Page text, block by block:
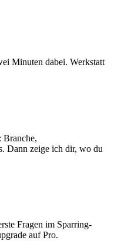
Minuten dabei. Werkstatt
Branche,
Dann zeige ich dir, wo du
Fragen im Sparring-
auf Pro.